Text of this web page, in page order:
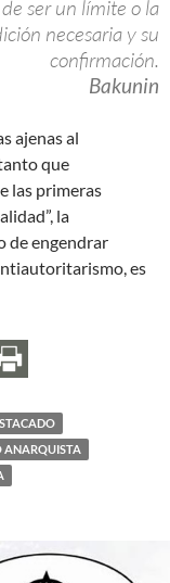
ser un límite o la
necesaria y su
confirmación.
Bakunin
ajenas al
que
las primeras
la
de engendrar
es
y las nuevas